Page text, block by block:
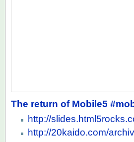
The return of Mobile5
http://
http://20kaido.com/